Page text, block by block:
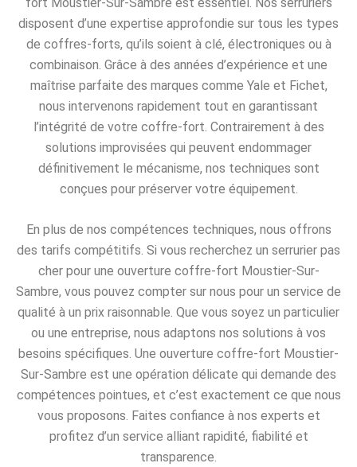
disposent d’une expertise approfondie sur tous les types
de coffres-forts, qu’ils soient à clé, électroniques ou à
combinaison. Grâce à des années d’expérience et une
maîtrise parfaite des marques comme Yale et Fichet,
nous intervenons rapidement tout en garantissant
l’intégrité de votre coffre-fort. Contrairement à des
solutions improvisées qui peuvent endommager
définitivement le mécanisme, nos techniques sont
conçues pour préserver votre équipement.
En plus de nos compétences techniques, nous offrons
des tarifs compétitifs. Si vous recherchez un serrurier pas
cher pour une ouverture coffre-fort Moustier-Sur-
Sambre, vous pouvez compter sur nous pour un service de
qualité à un prix raisonnable. Que vous soyez un particulier
ou une entreprise, nous adaptons nos solutions à vos
besoins spécifiques. Une ouverture coffre-fort Moustier-
Sur-Sambre est une opération délicate qui demande des
compétences pointues, et c’est exactement ce que nous
vous proposons. Faites confiance à nos experts et
profitez d’un service alliant rapidité, fiabilité et
transparence.